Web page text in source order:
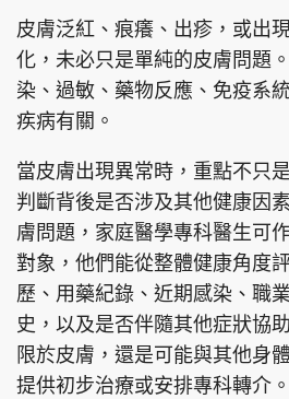
東周刊 cazbuyer
PCM 電腦廣場 星島頭條
頭條日報 星島環球
皮膚泛紅、痕癢、出疹，或出
化，未必只是單純的皮膚問題
染、過敏、藥物反應、免疫系
疾病有關。
當皮膚出現異常時，重點不只
判斷背後是否涉及其他健康因
膚問題，家庭醫學專科醫生可
對象，他們能從整體健康角度
歷、用藥紀錄、近期感染、職
史，以及是否伴隨其他症狀協
限於皮膚，還是可能與其他身
提供初步治療或安排專科轉介。